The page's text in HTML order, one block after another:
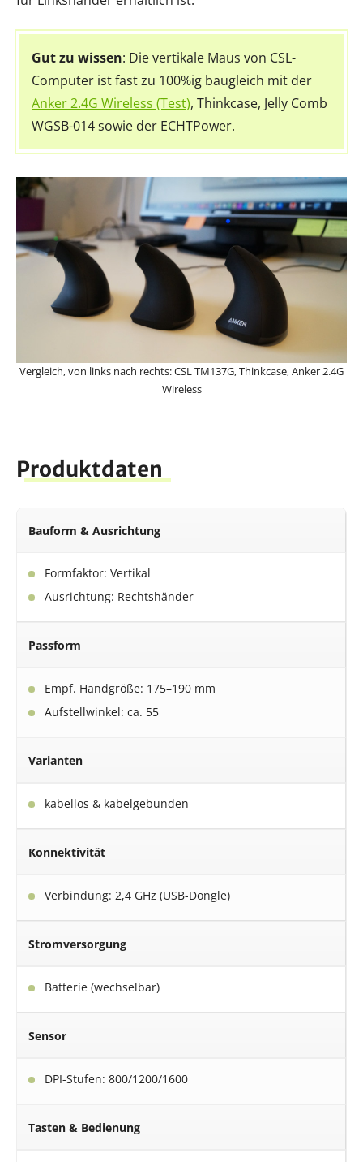
Gut zu wissen: Die vertikale Maus von CSL-
Computer ist fast zu 100%ig baugleich mit der
Anker 2.4G Wireless (Test), Thinkcase, Jelly Comb
WGSB-014 sowie der ECHTPower.
Vergleich, von links nach rechts: CSL TM137G, Thinkcase, Anker 2.4G
Wireless
Produktdaten
Bauform & Ausrichtung
Formfaktor: Vertikal
Ausrichtung: Rechtshänder
Passform
Empf. Handgröße: 175–190 mm
Aufstellwinkel: ca. 55
Varianten
kabellos & kabelgebunden
Konnektivität
Verbindung: 2,4 GHz (USB-Dongle)
Stromversorgung
Batterie (wechselbar)
Sensor
DPI-Stufen: 800/1200/1600
Tasten & Bedienung